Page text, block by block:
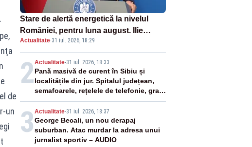
de
un
Stare de alertă energetică la nivelul
României, pentru luna august. Ilie
Bolojan a anunțat importuri și posibile
restricții – VIDEO
Actualitate·31 iul. 2026, 18:29
2Actualitate-31 iul. 2026, 18:33
Pană masivă de curent în Sibiu și
localitățile din jur. Spitalul județean,
semafoarele, rețelele de telefonie, grav
afectate
3 Actualitate-31 iul. 2026, 18:37
George Becali, un nou derapaj
suburban. Atac murdar la adresa unui
jurnalist sportiv – AUDIO